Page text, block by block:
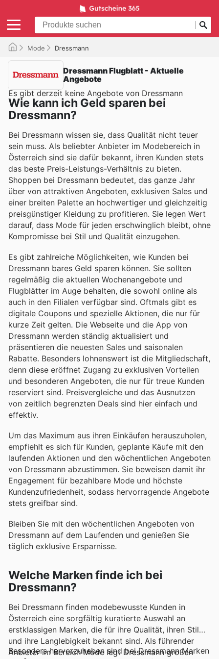
Mode Dressmann
Dressmann Flugblatt - Aktuelle
Angebote
Es gibt derzeit keine Angebote von Dressmann
Wie kann ich Geld sparen bei
Dressmann?
Bei Dressmann wissen sie, dass Qualität nicht teuer
sein muss. Als beliebter Anbieter im Modebereich in
Österreich sind sie dafür bekannt, ihren Kunden stets
das beste Preis-Leistungs-Verhältnis zu bieten.
Shoppen bei Dressmann bedeutet, das ganze Jahr
über von attraktiven Angeboten, exklusiven Sales und
einer breiten Palette an hochwertiger und gleichzeitig
preisgünstiger Kleidung zu profitieren. Sie legen Wert
darauf, dass Mode für jeden erschwinglich bleibt, ohne
Kompromisse bei Stil und Qualität einzugehen.
Es gibt zahlreiche Möglichkeiten, wie Kunden bei
Dressmann bares Geld sparen können. Sie sollten
regelmäßig die aktuellen Wochenangebote und
Flugblätter im Auge behalten, die sowohl online als
auch in den Filialen verfügbar sind. Oftmals gibt es
digitale Coupons und spezielle Aktionen, die nur für
kurze Zeit gelten. Die Webseite und die App von
Dressmann werden ständig aktualisiert und
präsentieren die neuesten Sales und saisonalen
Rabatte. Besonders lohnenswert ist die Mitgliedschaft,
denn diese eröffnet Zugang zu exklusiven Vorteilen
und besonderen Angeboten, die nur für treue Kunden
reserviert sind. Preisvergleiche und das Ausnutzen
von zeitlich begrenzten Deals sind hier einfach und
effektiv.
Um das Maximum aus ihren Einkäufen herauszuholen,
empfiehlt es sich für Kunden, geplante Käufe mit den
laufenden Aktionen und den wöchentlichen Angeboten
von Dressmann abzustimmen. Sie beweisen damit ihr
Engagement für bezahlbare Mode und höchste
Kundenzufriedenheit, sodass hervorragende Angebote
stets greifbar sind.
Bleiben Sie mit den wöchentlichen Angeboten von
Dressmann auf dem Laufenden und genießen Sie
täglich exklusive Ersparnisse.
Welche Marken finde ich bei
Dressmann?
Bei Dressmann finden modebewusste Kunden in
Österreich eine sorgfältig kuratierte Auswahl an
erstklassigen Marken, die für ihre Qualität, ihren Stil
und ihre Langlebigkeit bekannt sind. Als führender
Anbieter im Bereich Mode legt Dressmann großen
Besonders hervorzuheben sind bei Dressmann Marken